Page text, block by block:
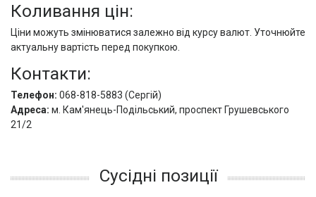
Коливання цін:
Ціни можуть змінюватися залежно від курсу валют. Уточнюйте
актуальну вартість перед покупкою.
Контакти:
Телефон: 068-818-5883 (Сергій)
Адреса: м. Кам'янець-Подільський, проспект Грушевського
21/2
Сусідні позиції